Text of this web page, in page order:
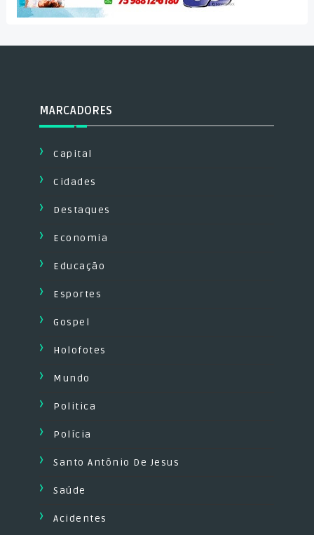
MARCADORES
Capital
Cidades
Destaques
Economia
Educação
Esportes
Gospel
Holofotes
Mundo
Politica
Polícia
Santo Antônio De Jesus
Saúde
Acidentes